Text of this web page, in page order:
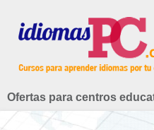
Ofertas para centros